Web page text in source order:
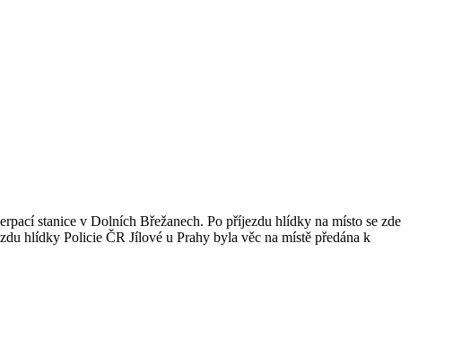
stanice v Dolních Břežanech. Po příjezdu hlídky na místo se zde
hlídky Policie ČR Jílové u Prahy byla věc na místě předána k